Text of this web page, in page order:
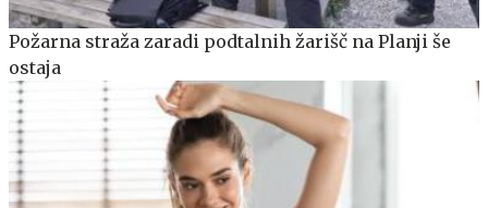
Požarna straža zaradi podtalnih žarišč na Planji še
ostaja